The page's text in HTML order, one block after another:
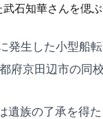
発生した小型船
府京田辺市の同校
遺族の了承を得